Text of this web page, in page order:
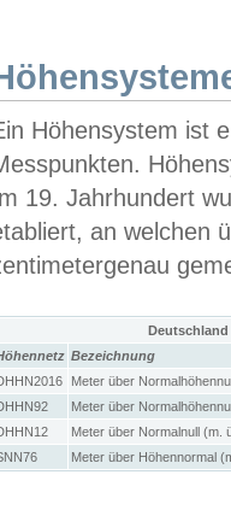
Höhensystem ist
19. Jahrhundert
an welchen
Bezeichnung
Meter über
Meter über
Meter über Normalnull (m.
Meter über Höhennormal